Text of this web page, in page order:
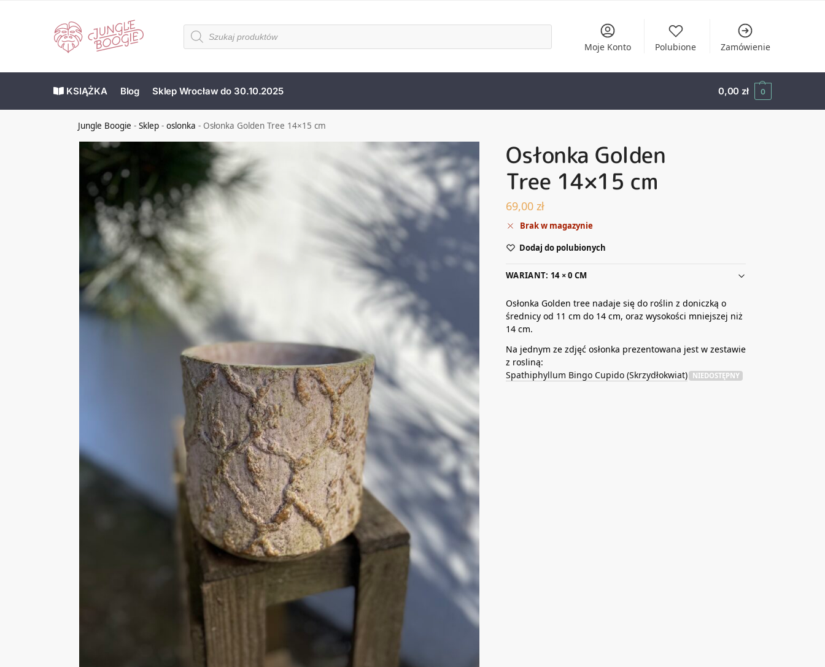
Moje Konto Polubione Zamówienie
KSIĄŻKA Blog Sklep Wrocław do 30.10.2025 0,00 zł 0
Jungle Boogie -Sklep -oslonka - Osłonka Golden Tree 14×15 cm
Osłonka Golden
Tree 14×15 cm
69,00 zł
Brak w magazynie
Dodaj do polubionych
WARIANT: 14 × 0 CM
Osłonka Golden tree nadaje się do roślin z doniczką o
średnicy od 11 cm do 14 cm, oraz wysokości mniejszej niż
14 cm.
Na jednym ze zdjęć osłonka prezentowana jest w zestawie
z rosliną:
Spathiphyllum Bingo Cupido (Skrzydłokwiat) NIEDOSTĘPNY